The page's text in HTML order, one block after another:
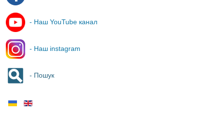
- Наш YouTube канал
- Наш instagram
- Пошук